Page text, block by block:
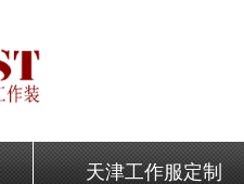
天津工作服定制